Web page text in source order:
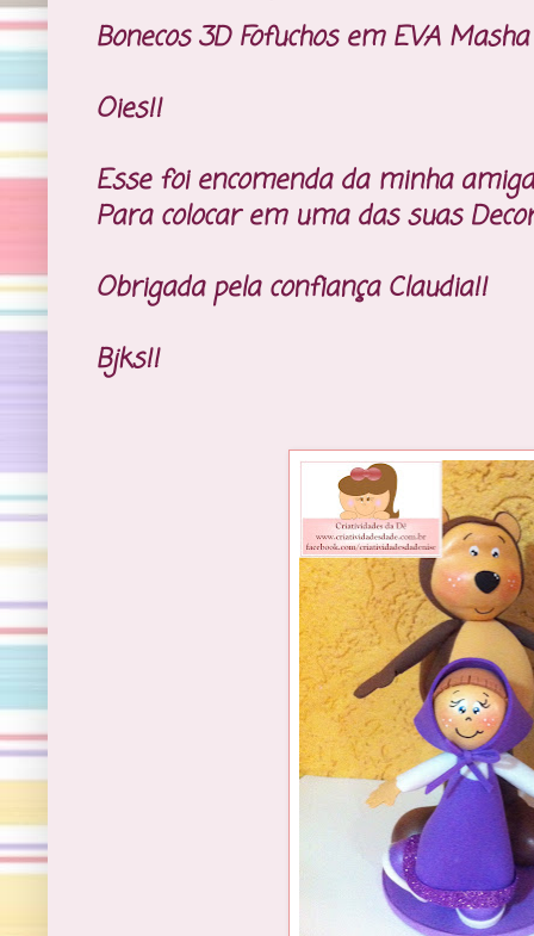
Bonecos 3D Fofuchos em EVA
Oies!!
Esse foi encomenda da minha
Para colocar em uma das suas
Obrigada pela confiança Claudia!!
Bjks!!